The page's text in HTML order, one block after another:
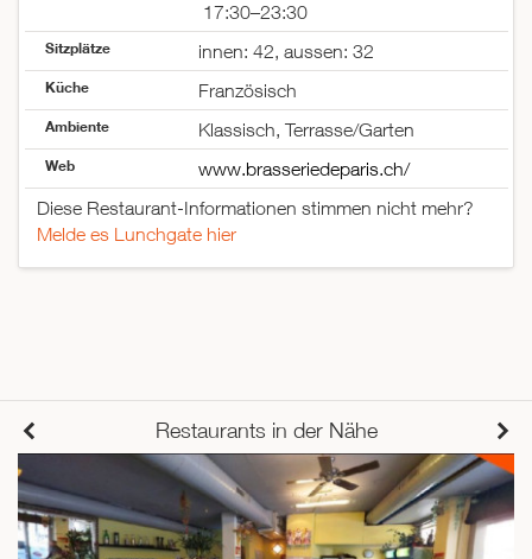
17:30–23:30
Montag
Mittwoch
Donnerstag
Freitag
Samstag
geschlossen
11:30–14:30
17:30–23:30
11:30–14:30
17:30–23:30
11:30–14:30
17:30–23:30
11:30–14:30
17:30–23:30
17:30–23:30
Sitzplätze innen: 42, aussen: 32
Küche Französisch
Ambiente Klassisch, Terrasse/Garten
Web
www.brasseriedeparis.ch/
Diese Restaurant-Informationen stimmen nicht mehr?
Melde es Lunchgate hier
Restaurants in der Nähe